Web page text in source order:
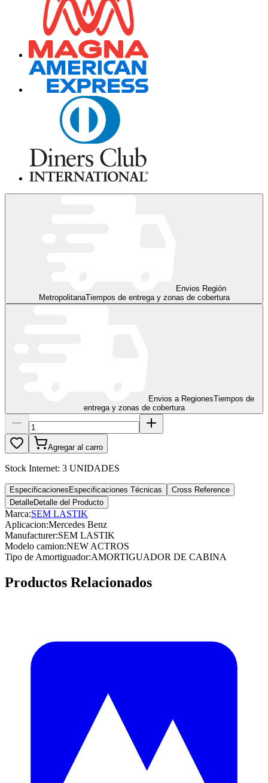
Envios Región
MetropolitanaTiempos de entrega y zonas de cobertura
Envios a RegionesTiempos de
entrega y zonas de cobertura
Agregar al carro
Stock Internet: 3 UNIDADES
Especificaciones Especificaciones Técnicas
Cross Reference
DetalleDetalle del Producto
Marca:SEM LASTIK
Aplicacion:Mercedes Benz
Manufacturer:SEM LASTIK
Modelo camion:NEW ACTROS
Tipo de Amortiguador:AMORTIGUADOR DE CABINA
Productos Relacionados